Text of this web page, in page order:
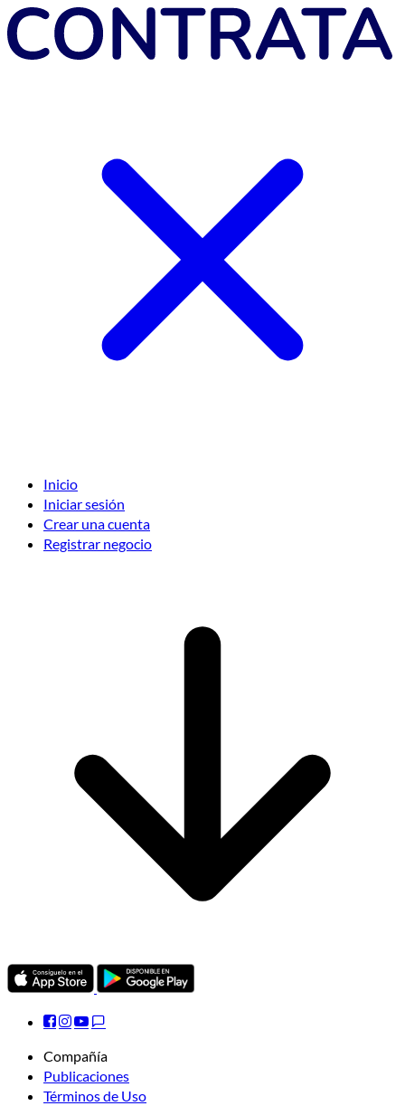
Inicio
Iniciar sesión
Crear una cuenta
Registrar negocio
Compañía
Publicaciones
Términos de Uso